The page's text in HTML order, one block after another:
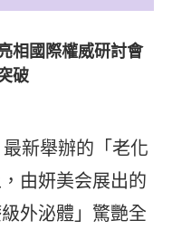
相國際權威研討會
破
最新舉辦的「老化
由妍美会展出的
外泌體」驚艷全